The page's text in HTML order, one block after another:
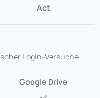
Act
Login-Versuche.